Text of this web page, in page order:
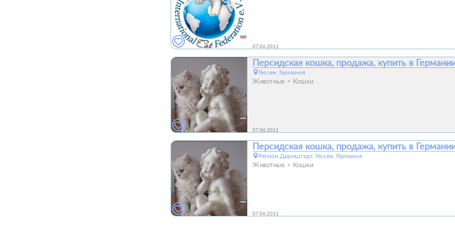
07.06.2011
Персидская кошка, продажа, купить в
Гессен, Германия
Животные Кошки
07.06.2011
Персидская кошка, продажа, купить в
Регион Дармштадт, Гессен, Германия
Животные Кошки
07.06.2011